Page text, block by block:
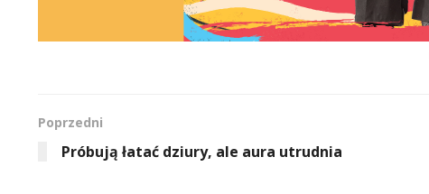
Poprzedni
Próbują łatać dziury, ale aura utrudnia